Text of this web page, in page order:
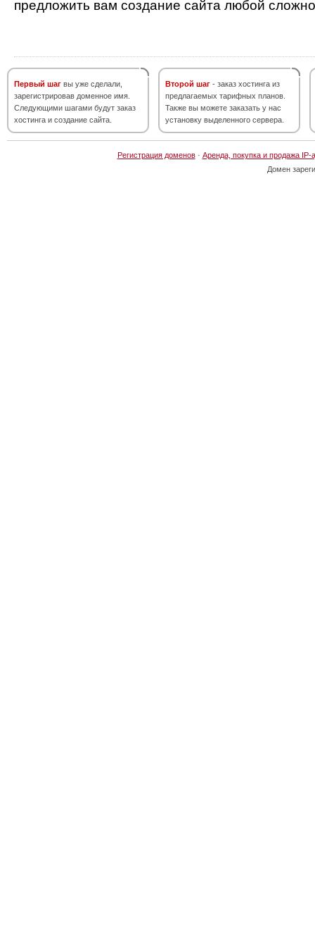
предложить вам создание сайта любой
Первый шаг вы уже сделали,
зарегистрировав доменное имя.
Следующими шагами будут заказ
хостинга и создание сайта.
Второй шаг - заказ хостинга из
предлагаемых тарифных планов.
Также вы можете заказать у нас
установку выделенного сервера.
Регистрация доменов· Аренда, покупка и продажа IP-
Домен